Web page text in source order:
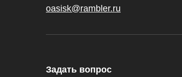
oasisk@rambler.ru
Задать вопрос